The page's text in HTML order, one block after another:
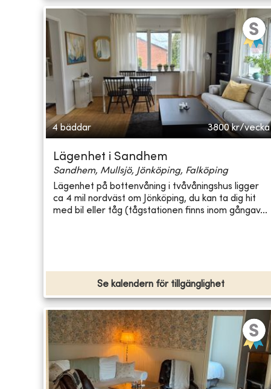
4 bäddar 3800 kr/vecka
Lägenhet i Sandhem
Sandhem, Mullsjö, Jönköping, Falköping
Lägenhet på bottenvåning i tvåvåningshus ligger
ca 4 mil nordväst om Jönköping, du kan ta dig hit
med bil eller tåg (tågstationen finns inom gångav...
Se kalendern för tillgänglighet